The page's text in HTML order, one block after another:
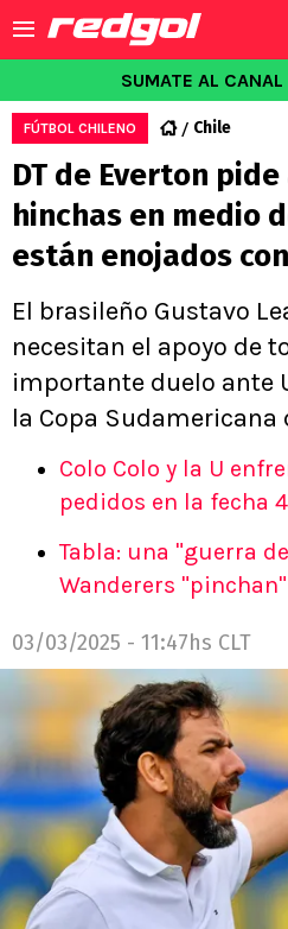
SUMATE AL CANAL
FÚTBOL CHILENO Chile
DT de Everton
hinchas en medio
están enojados
El brasileño Gustavo
necesitan el apoyo de
importante duelo ante
la Copa Sudamericana
Colo Colo y la U
pedidos en la fecha 4
Tabla: una "guerra
Wanderers
03/03/2025 - 11:47hs CLT